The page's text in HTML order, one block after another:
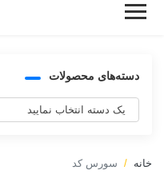
دسته‌های محصولات
خانه سورس کد